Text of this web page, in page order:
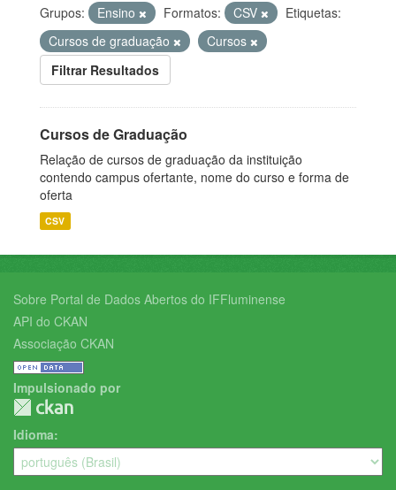
Grupos:
Ensino Formatos: CSV
Etiquetas:
Cursos de graduação
Cursos
Filtrar Resultados
Cursos de Graduação
Relação de cursos de graduação da instituição
contendo campus ofertante, nome do curso e forma de
oferta
CSV
Sobre Portal de Dados Abertos do IFFluminense
API do CKAN
Associação CKAN
Impulsionado por
Idioma